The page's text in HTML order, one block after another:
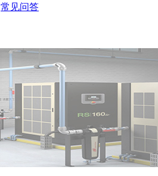
常见问答